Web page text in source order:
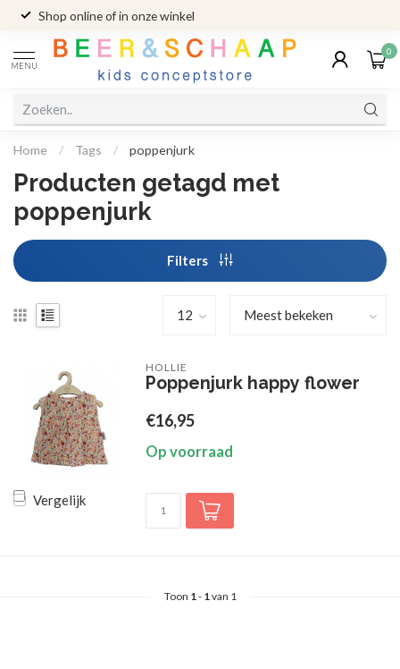
Shop online of in onze winkel
MENU
0
Home / Tags / poppenjurk
Producten getagd met
poppenjurk
Filters
Vergelijk
HOLLIE
Poppenjurk happy flower
€16,95
Op voorraad
Toon 1- 1van 1